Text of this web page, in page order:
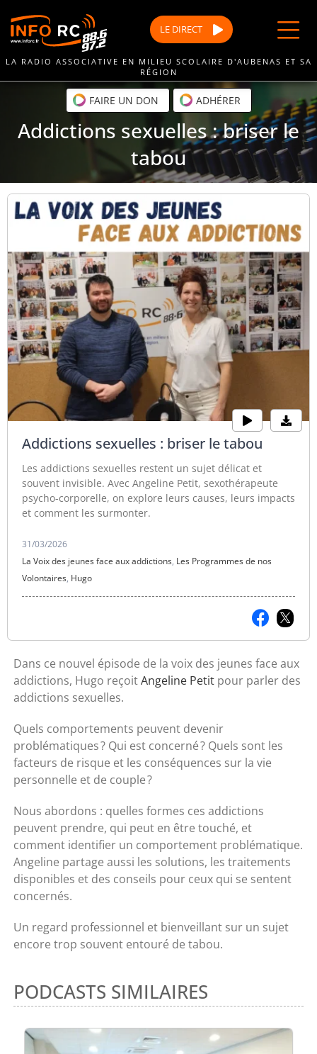
au
contenu
LE DIRECT
LA RADIO ASSOCIATIVE EN MILIEU SCOLAIRE D'AUBENAS ET SA
RÉGION
FAIRE UN DON ADHÉRER
Addictions sexuelles : briser le
tabou
Addictions sexuelles : briser le tabou
Les addictions sexuelles restent un sujet délicat et
souvent invisible. Avec Angeline Petit, sexothérapeute
psycho-corporelle, on explore leurs causes, leurs impacts
et comment les surmonter.
31/03/2026
La Voix des jeunes face aux addictions, Les Programmes de nos
Volontaires, Hugo
Dans ce nouvel épisode de la voix des jeunes face aux
addictions, Hugo reçoitAngeline Petit pour parler des
addictions sexuelles.
Quels comportements peuvent devenir
problématiques ? Qui est concerné ? Quels sont les
facteurs de risque et les conséquences sur la vie
personnelle et de couple ?
Nous abordons : quelles formes ces addictions
peuvent prendre, qui peut en être touché, et
comment identifier un comportement problématique.
Angeline partage aussi les solutions, les traitements
disponibles et des conseils pour ceux qui se sentent
concernés.
Un regard professionnel et bienveillant sur un sujet
encore trop souvent entouré de tabou.
PODCASTS SIMILAIRES